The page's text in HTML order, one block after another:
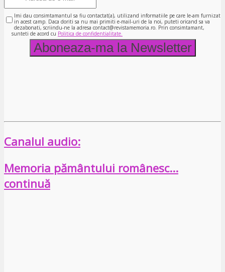
Imi dau consimtamantul sa fiu contactat(a), utilizand informatiile pe care le-am furnizat
in acest camp. Daca doriti sa nu mai primiti e-mail-uri de la noi, puteti oricand sa va
dezabonati, scriindu-ne la adresa contact@revistamemoria.ro. Prin consimtamant,
sunteti de acord cu Politica de confidentialitate.
Canalul audio:
Memoria pământului românesc…
continuă